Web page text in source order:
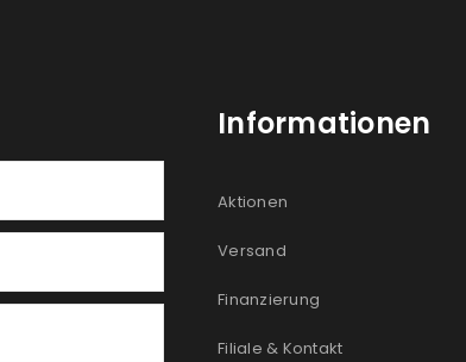
Informationen
Aktionen
Versand
Finanzierung
Filiale & Kontakt